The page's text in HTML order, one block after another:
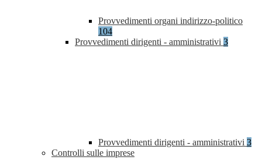
Provvedimenti organi indirizzo-politico
104
Provvedimenti dirigenti - amministrativi 3
Provvedimenti dirigenti - amministrativi 3
Controlli sulle imprese